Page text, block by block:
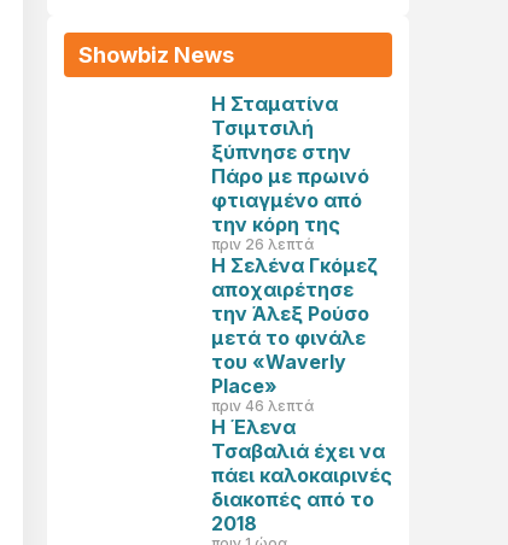
Showbiz News
Η Σταματίνα
Τσιμτσιλή
ξύπνησε στην
Πάρο με πρωινό
φτιαγμένο από
την κόρη της
πριν 26 λεπτά
Η Σελένα Γκόμεζ
αποχαιρέτησε
την Άλεξ Ρούσο
μετά το φινάλε
του «Waverly
Place»
πριν 46 λεπτά
Η Έλενα
Τσαβαλιά έχει να
πάει καλοκαιρινές
διακοπές από το
2018